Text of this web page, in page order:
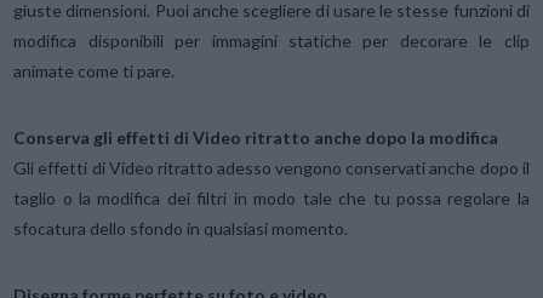
giuste dimensioni. Puoi anche scegliere di usare le stesse funzioni di
modifica disponibili per immagini statiche per decorare le clip
animate come ti pare.
Conserva gli effetti di Video ritratto anche dopo la modifica
Gli effetti di Video ritratto adesso vengono conservati anche dopo il
taglio o la modifica dei filtri in modo tale che tu possa regolare la
sfocatura dello sfondo in qualsiasi momento.